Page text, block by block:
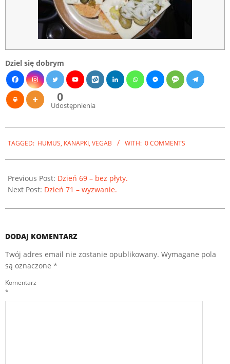
Dziel się dobrym
0
Udostępnienia
01-
TAGGED: HUMUS, KANAPKI, VEGAB WITH: 0 COMMENTS
Previous Post: Dzień 69 – bez płyty.
Next Post: Dzień 71 – wyzwanie.
DODAJ KOMENTARZ
Twój adres email nie zostanie opublikowany. Wymagane pola
są oznaczone *
Komentarz
*